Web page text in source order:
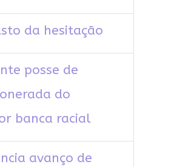
da hesitação
posse de
do
banca racial
avanço de